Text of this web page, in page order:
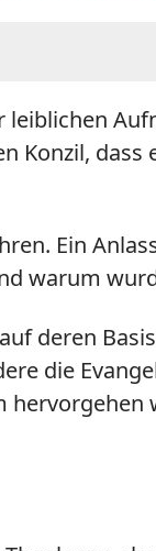
leiblichen
Konzil,
Ein
warum
deren
die